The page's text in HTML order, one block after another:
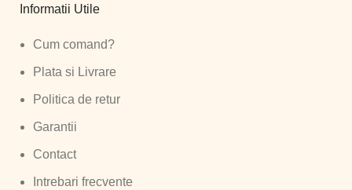
Informatii Utile
Cum comand?
Plata si Livrare
Politica de retur
Garantii
Contact
Intrebari frecvente